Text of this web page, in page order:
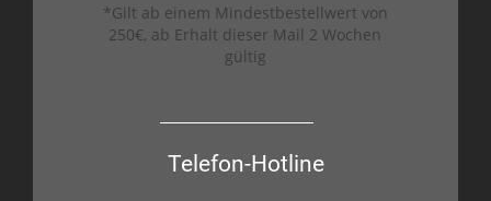
*Gilt ab einem Mindestbestellwert von
250€, ab Erhalt dieser Mail 2 Wochen
gültig
Telefon-Hotline